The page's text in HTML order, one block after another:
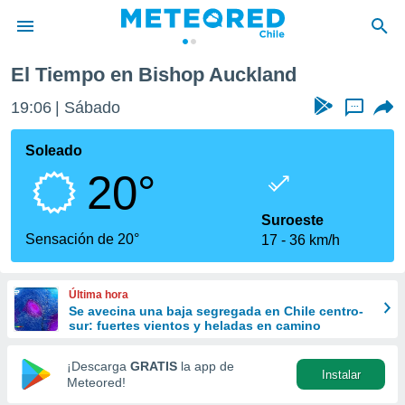
de
por
que se
calidad.
a este
las
y
forma
digital
basada
El Tiempo en Bishop Auckland
19:06 Sábado ...
Soleado
20°
Sensación de 20°
Suroeste
17
36 km/h
Última hora
Se avecina una baja segregada en Chile centro-
sur: fuertes vientos y heladas en camino
¡Descarga GRATIS la app de
Meteored!
Instalar